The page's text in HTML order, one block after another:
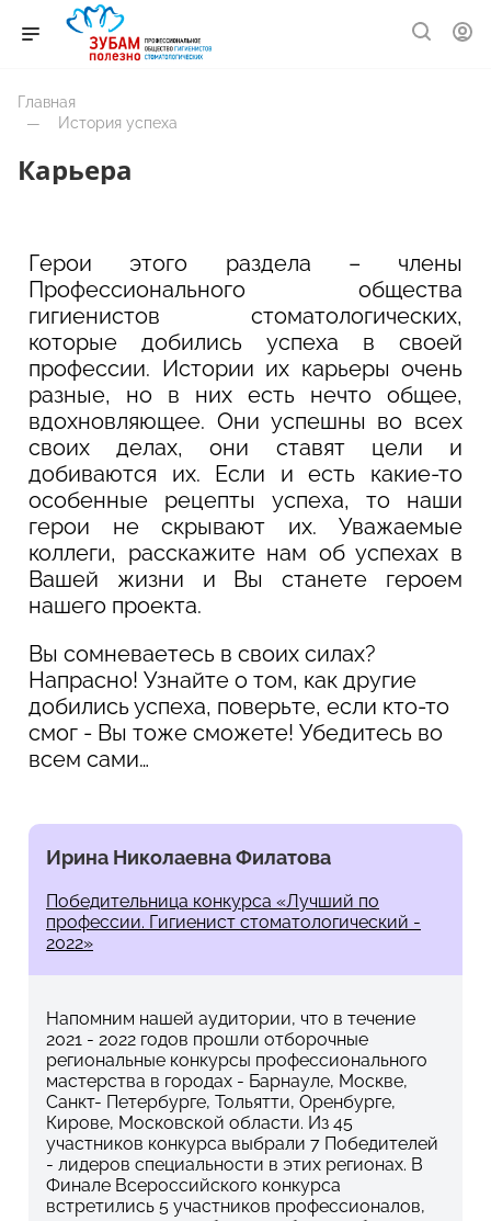
Карьера
Главная
—
История успеха
Герои этого раздела – члены
Профессионального общества
гигиенистов стоматологических,
которые добились успеха в своей
профессии. Истории их карьеры очень
разные, но в них есть нечто общее,
вдохновляющее. Они успешны во всех
своих делах, они ставят цели и
добиваются их. Если и есть какие-то
особенные рецепты успеха, то наши
герои не скрывают их. Уважаемые
коллеги, расскажите нам об успехах в
Вашей жизни и Вы станете героем
нашего проекта.
Вы сомневаетесь в своих силах?
Напрасно! Узнайте о том, как другие
добились успеха, поверьте, если кто-то
смог - Вы тоже сможете! Убедитесь во
всем сами…
Ирина Николаевна Филатова
Победительница конкурса «Лучший по
профессии. Гигиенист стоматологический -
2022»
Напомним нашей аудитории, что в течение
2021 - 2022 годов прошли отборочные
региональные конкурсы профессионального
мастерства в городах - Барнауле, Москве,
Санкт- Петербурге, Тольятти, Оренбурге,
Кирове, Московской области. Из 45
участников конкурса выбрали 7 Победителей
- лидеров специальности в этих регионах. В
Финале Всероссийского конкурса
встретились 5 участников профессионалов,